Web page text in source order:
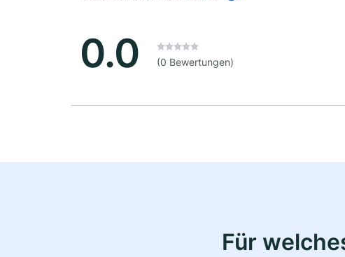
0.0 (0 Bewertungen)
Für